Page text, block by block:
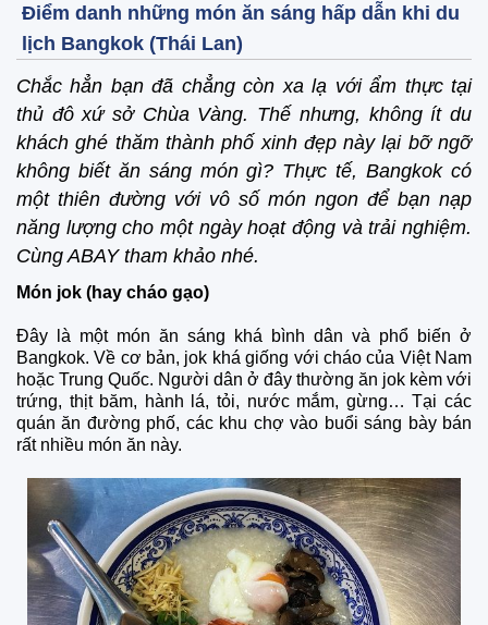
Điểm danh những món ăn sáng hấp dẫn khi du
lịch Bangkok (Thái Lan)
Chắc hẳn bạn đã chẳng còn xa lạ với ẩm thực tại
thủ đô xứ sở Chùa Vàng. Thế nhưng, không ít du
khách ghé thăm thành phố xinh đẹp này lại bỡ ngỡ
không biết ăn sáng món gì? Thực tế, Bangkok có
một thiên đường với vô số món ngon để bạn nạp
năng lượng cho một ngày hoạt động và trải nghiệm.
Cùng ABAY tham khảo nhé.
Món jok (hay cháo gạo)
Đây là một món ăn sáng khá bình dân và phổ biến ở
Bangkok. Về cơ bản, jok khá giống với cháo của Việt Nam
hoặc Trung Quốc. Người dân ở đây thường ăn jok kèm với
trứng, thịt băm, hành lá, tỏi, nước mắm, gừng… Tại các
quán ăn đường phố, các khu chợ vào buổi sáng bày bán
rất nhiều món ăn này.